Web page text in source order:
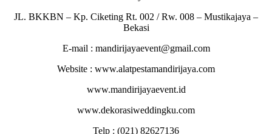
JL. BKKBN – Kp. Ciketing Rt. 002 / Rw. 008 – Mustikajaya –
Bekasi
E-mail : mandirijayaevent@gmail.com
Website : www.alatpestamandirijaya.com
www.mandirijayaevent.id
www.dekorasiweddingku.com
Telp : (021) 82627136